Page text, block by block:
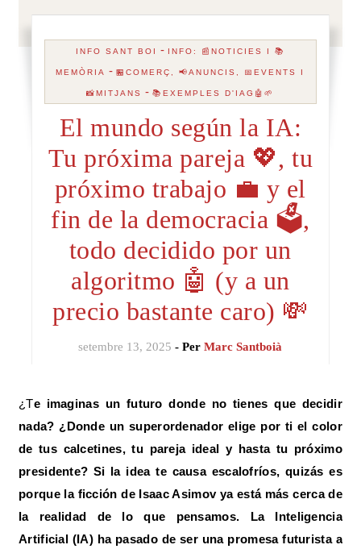
INFO SANT BOI - INFO: 📰NOTICIES I 📚
MEMÒRIA -🏪COMERÇ, 📢ANUNCIS, 📅EVENTS I
📸MITJANS -📚EXEMPLES D'IAG🤖🌱
El mundo según la IA:
Tu próxima pareja 💖, tu
próximo trabajo 💼 y el
fin de la democracia 🗳️,
todo decidido por un
algoritmo 🤖 (y a un
precio bastante caro) 💸
setembre 13, 2025 - PerMarc Santboià
¿Te imaginas un futuro donde no tienes que decidir
nada? ¿Donde un superordenador elige por ti el color
de tus calcetines, tu pareja ideal y hasta tu próximo
presidente? Si la idea te causa escalofríos, quizás es
porque la ficción de Isaac Asimov ya está más cerca de
la realidad de lo que pensamos. La Inteligencia
Artificial (IA) ha pasado de ser una promesa futurista a